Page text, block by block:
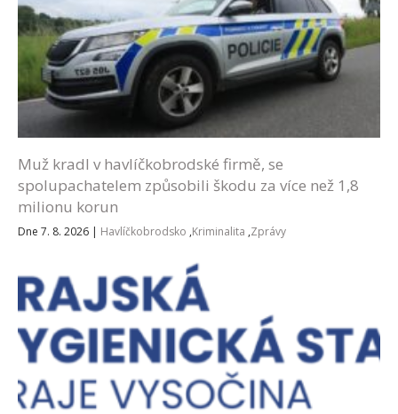
Muž kradl v havlíčkobrodské firmě, se
spolupachatelem způsobili škodu za více než 1,8
milionu korun
Dne 7. 8. 2026 | Havlíčkobrodsko ,Kriminalita ,Zprávy